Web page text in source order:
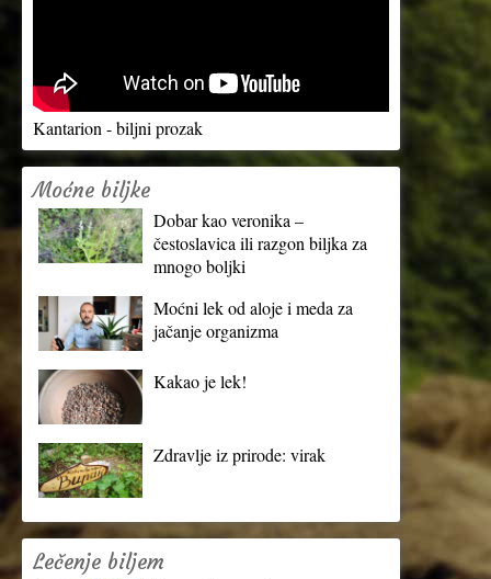
Kantarion - biljni prozak
Moćne biljke
Dobar kao veronika –
čestoslavica ili razgon biljka za
mnogo boljki
Moćni lek od aloje i meda za
jačanje organizma
Kakao je lek!
Zdravlje iz prirode: virak
Lečenje biljem